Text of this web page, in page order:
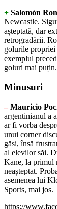
+ Salomón
Newcastle.
așteptată, dar
retrogradării.
golurile propriei
exemplul
goluri mai puțin.
Minusuri
–Mauricio
argentinianul a
ar fi vorba
unui corner
găsi, însă
al elevilor săi.
Kane, la primul
neașteptat.
asemenea lui
Sports, mai jos.
https://